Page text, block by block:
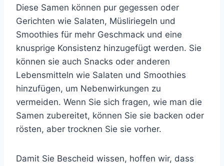
Diese Samen können pur gegessen oder
Gerichten wie Salaten, Müsliriegeln und
Smoothies für mehr Geschmack und eine
knusprige Konsistenz hinzugefügt werden. Sie
können sie auch Snacks oder anderen
Lebensmitteln wie Salaten und Smoothies
hinzufügen, um Nebenwirkungen zu
vermeiden. Wenn Sie sich fragen, wie man die
Samen zubereitet, können Sie sie backen oder
rösten, aber trocknen Sie sie vorher.
Damit Sie Bescheid wissen, hoffen wir, dass